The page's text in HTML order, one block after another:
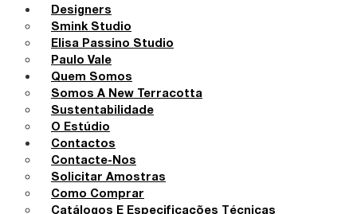
Designers
Smink Studio
Elisa Passino Studio
Paulo Vale
Quem Somos
Somos A New Terracotta
Sustentabilidade
O Estúdio
Contactos
Contacte-Nos
Solicitar Amostras
Como Comprar
Catálogos E Especificações Técnicas